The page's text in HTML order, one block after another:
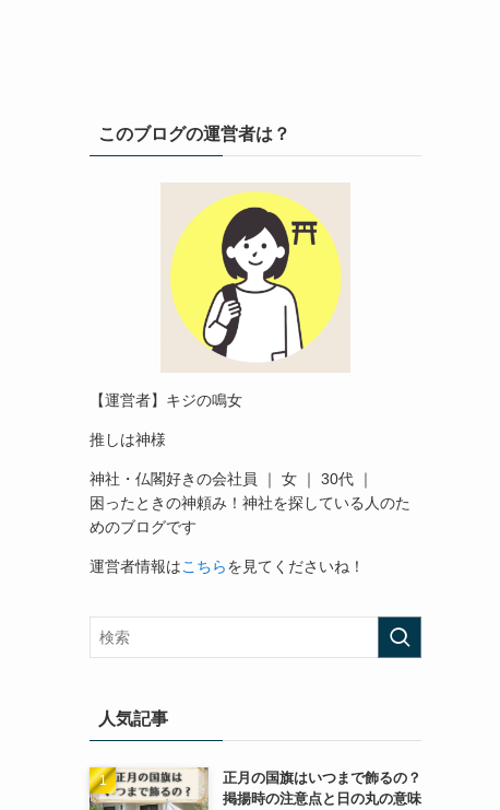
このブログの運営者は？
【運営者】キジの鳴女
推しは神様
神社・仏閣好きの会社員 ｜ 女 ｜ 30代 ｜
困ったときの神頼み！神社を探している人のた
めのブログです
運営者情報はこちらを見てくださいね！
人気記事
正月の国旗はいつまで飾るの？
掲揚時の注意点と日の丸の意味